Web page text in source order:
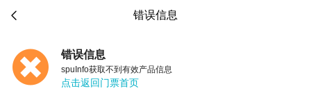
 错误信息
错误信息
spuInfo获取不到有效产品信息
点击返回门票首页